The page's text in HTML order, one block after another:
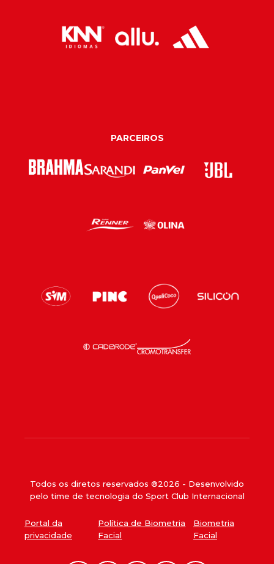
PARCEIROS
Todos os diretos reservados ®2026 - Desenvolvido
pelo time de tecnologia do Sport Club Internacional
Portal da
privacidade
Política de Biometria
Facial
Biometria
Facial